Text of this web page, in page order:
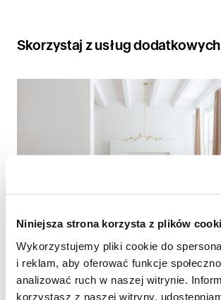
Niniejsza strona korzysta z plików
Wykorzystujemy pliki cookie do
i reklam, aby oferować funkcje
analizować ruch w naszej witrynie.
korzystasz z naszej witryny,
Skorzystaj z usług dodatkowych
Wykończenie mieszkania